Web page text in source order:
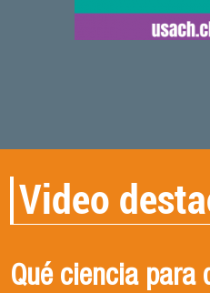
Video
Debate
CONVERSANDO
Qué ciencia para